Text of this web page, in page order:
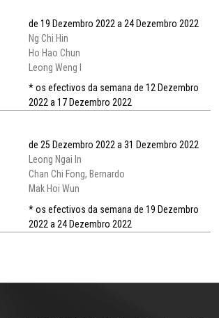
de 19 Dezembro 2022 a 24 Dezembro 2022
Ng Chi Hin
Ho Hao Chun
Leong Weng I
* os efectivos da semana de 12 Dezembro
2022 a 17 Dezembro 2022
de 25 Dezembro 2022 a 31 Dezembro 2022
Leong Ngai In
Chan Chi Fong, Bernardo
Mak Hoi Wun
* os efectivos da semana de 19 Dezembro
2022 a 24 Dezembro 2022